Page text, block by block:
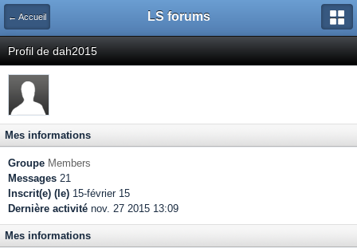
← Accueil LS forums
Profil de dah2015
Mes informations
Groupe Members
Messages 21
Inscrit(e) (le) 15-février 15
Dernière activité nov. 27 2015 13:09
Mes informations